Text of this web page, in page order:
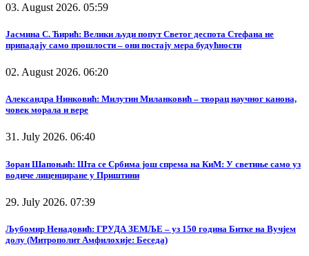
03. August 2026. 05:59
Јасмина С. Ћирић: Велики људи попут Светог деспота Стефана не
припадају само прошлости – они постају мера будућности
02. August 2026. 06:20
Александра Нинковић: Милутин Миланковић – творац научног канона,
човек морала и вере
31. July 2026. 06:40
Зоран Шапоњић: Шта се Србима још спрема на КиМ: У светиње само уз
водиче лиценциране у Приштини
29. July 2026. 07:39
Љубомир Ненадовић: ГРУДА ЗЕМЉЕ – уз 150 година Битке на Вучјем
долу (Митрополит Амфилохије: Беседа)